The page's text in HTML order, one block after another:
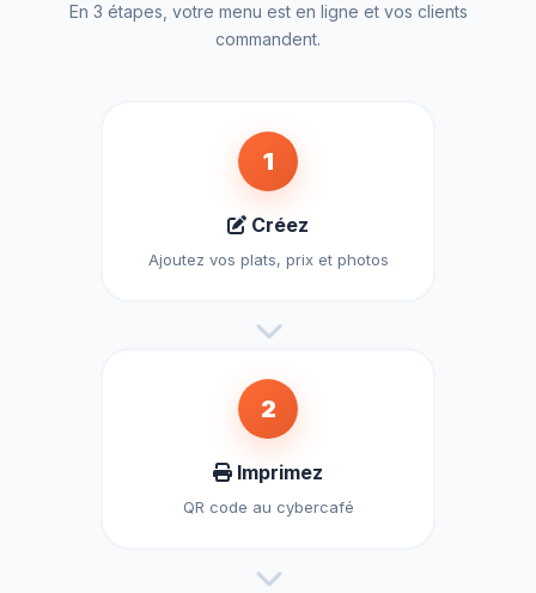
En 3 étapes, votre menu est en ligne et vos clients
commandent.
1
Créez
Ajoutez vos plats, prix et photos
2
Imprimez
QR code au cybercafé